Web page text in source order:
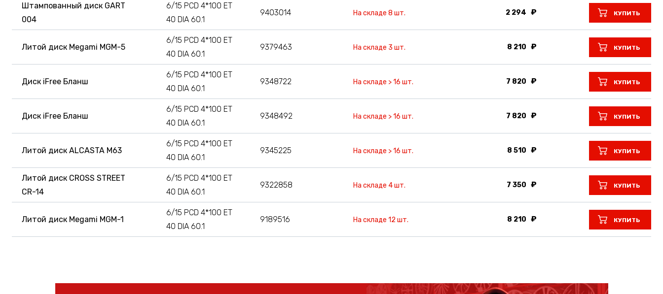
Штампованный диск GART
004
6/15 PCD 4*100 ET
40 DIA 60.1
9403014 На складе 8 шт. 2 294 КУПИТЬ
Литой диск Megami MGM-5
6/15 PCD 4*100 ET
40 DIA 60.1
9379463 На складе 3 шт. 8 210 КУПИТЬ
Диск iFree Бланш
6/15 PCD 4*100 ET
40 DIA 60.1
9348722 На складе > 16 шт. 7 820 КУПИТЬ
Диск iFree Бланш
6/15 PCD 4*100 ET
40 DIA 60.1
9348492 На складе > 16 шт. 7 820 КУПИТЬ
Литой диск ALCASTA M63
6/15 PCD 4*100 ET
40 DIA 60.1
9345225 На складе > 16 шт. 8 510 КУПИТЬ
Литой диск CROSS STREET
CR-14
6/15 PCD 4*100 ET
40 DIA 60.1
9322858 На складе 4 шт. 7 350 КУПИТЬ
Литой диск Megami MGM-1
6/15 PCD 4*100 ET
40 DIA 60.1
9189516 На складе 12 шт. 8 210 КУПИТЬ